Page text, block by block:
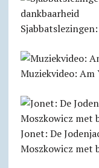
Muziekvideo:
Jonet: De
Moszkowicz met